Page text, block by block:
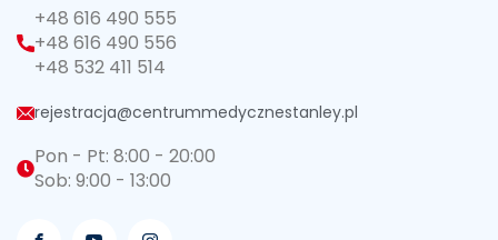
+48 616 490 555
+48 616 490 556
+48 532 411 514
rejestracja@centrummedycznestanley.pl
Pon - Pt: 8:00 - 20:00
Sob: 9:00 - 13:00